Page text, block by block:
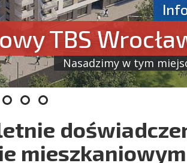
TBS
Nasadzimy w tym
mieszkaniowym